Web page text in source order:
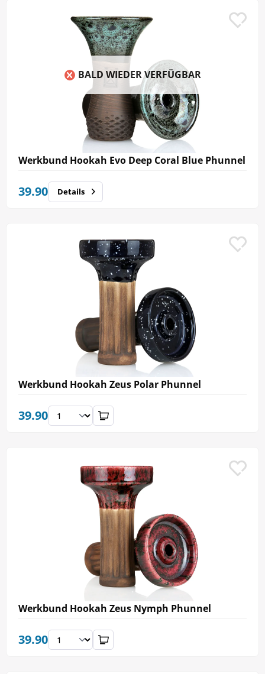
BALD WIEDER VERFÜGBAR
Werkbund Hookah Evo Deep Coral Blue Phunnel
39.90 Details
Werkbund Hookah Zeus Polar Phunnel
39.90
Werkbund Hookah Zeus Nymph Phunnel
39.90